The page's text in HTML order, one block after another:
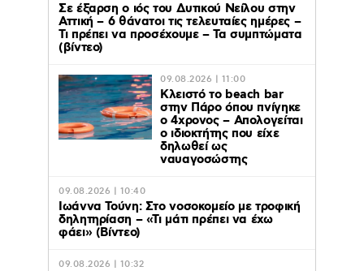
Σε έξαρση ο ιός του Δυτικού Νείλου στην
Αττική – 6 θάνατοι τις τελευταίες ημέρες –
Τι πρέπει να προσέχουμε – Τα συμπτώματα
(βίντεο)
09.08.2026 | 11:00
Κλειστό το beach bar
στην Πάρο όπου πνίγηκε
ο 4χρονος – Απολογείται
ο ιδιοκτήτης που είχε
δηλωθεί ως
ναυαγοσώστης
09.08.2026 | 10:40
Ιωάννα Τούνη: Στο νοσοκομείο με τροφική
δηλητηρίαση – «Τι μάτι πρέπει να έχω
φάει» (Βίντεο)
09.08.2026 | 10:32